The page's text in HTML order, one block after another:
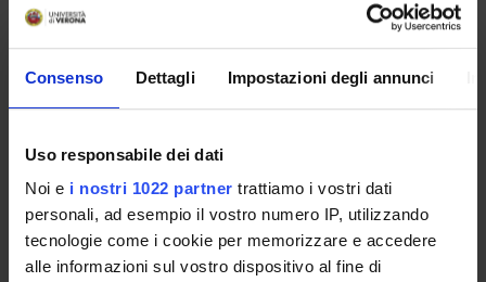
Consenso Dettagli Impostazioni degli annunci
Uso responsabile dei dati
Noi e i nostri 1022 partner trattiamo i vostri dati
personali, ad esempio il vostro numero IP, utilizzando
tecnologie come i cookie per memorizzare e accedere
alle informazioni sul vostro dispositivo al fine di
The term "public engagement" refers to the set of non-profit
value, carried out for the benefit of audiences other than
students, the scientific community, or businesses.
Link